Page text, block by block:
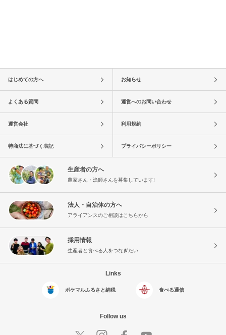
はじめての方へ お知らせ
よくある質問 運営へのお問い合わせ
運営会社 利用規約
特商法に基づく表記 プライバシーポリシー
生産者の方へ
農家さん・漁師さんを募集しています!
法人・自治体の方へ
アライアンスのご相談はこちらから
採用情報
生産者と食べる人をつなぎたい
Links
ポケマルふるさと納税 食べる通信
Follow us